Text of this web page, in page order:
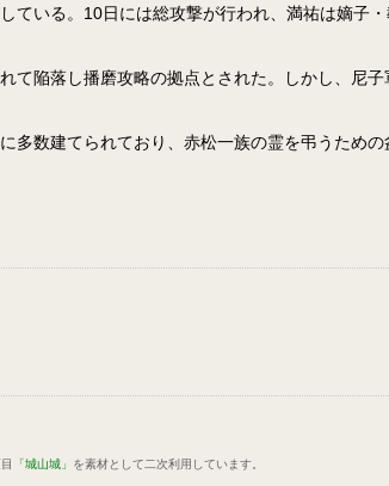
いる。10日には総攻撃が行われ、満祐は嫡子
陥落し播磨攻略の拠点とされた。しかし、尼
多数建てられており、赤松一族の霊を弔うため
「城山城」 を素材として二次利用しています。